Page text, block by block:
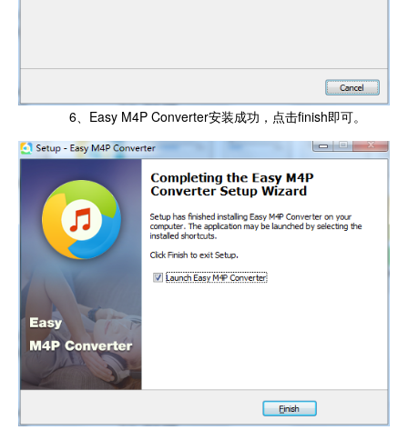
6、Easy M4P Converter安装成功，点击finish即可。